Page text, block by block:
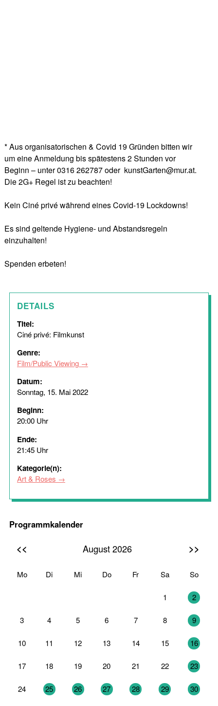
* Aus organisatorischen & Covid 19 Gründen bitten wir
um eine Anmeldung bis spätestens 2 Stunden vor
Beginn – unter 0316 262787 oder kunstGarten@mur.at.
Die 2G+ Regel ist zu beachten!
Kein Ciné privé während eines Covid-19 Lockdowns!
Es sind geltende Hygiene- und Abstandsregeln
einzuhalten!
Spenden erbeten!
DETAILS
Titel:
Ciné privé: Filmkunst
Genre:
Film/Public Viewing
Datum:
Sonntag, 15. Mai 2022
Beginn:
20:00 Uhr
Ende:
21:45 Uhr
Kategorie(n):
Art & Roses
Programmkalender
<< August 2026 >>
Mo Di Mi Do Fr Sa So
1 2
3 4 5 6 7 8 9
10 11 12 13 14 15 16
17 18 19 20 21 22 23
24 25 26 27 28 29 30